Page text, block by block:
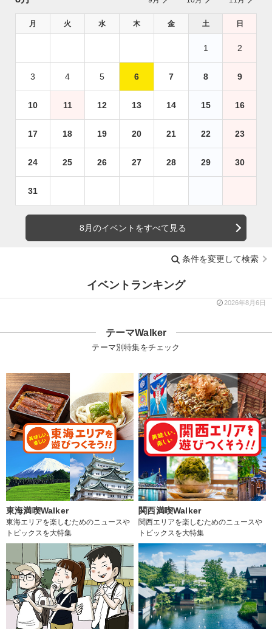
月 火 水 木 金 土 日
1 2
3 4 5 6 7 8 9
10 11 12 13 14 15 16
17 18 19 20 21 22 23
24 25 26 27 28 29 30
31
8月のイベントをすべて見る
条件を変更して検索
イベントランキング
2026年8月6日
テーマWalker
テーマ別特集をチェック
東海満喫Walker
東海エリアを楽しむためのニュースや
トピックスを大特集
関西満喫Walker
関西エリアを楽しむためのニュースや
トピックスを大特集